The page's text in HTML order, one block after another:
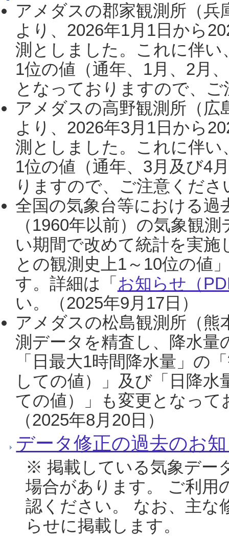
アメダスの郡家観測所（
より、2026年1月1日から
測としました。これに伴い
1位の値（通年、1月、2月
となっておりますので、
アメダスの高野観測所（
より、2026年3月1日から
測としました。これに伴い
1位の値（通年、3月及び4
りますので、ご注意くだ
全国の気象台等における過
（1960年以前）の気象観
い期間で改めて統計を実
との観測史上1～10位の値
す。詳細は「 お知らせ（
い。（2025年9月17日）
アメダスの松島観測所（熊
測データを精査し、降水
「日最大1時間降水量」の
しての値）」及び「日降
ての値）」も変更となっ
（2025年8月20日）
データ修正の過去のお
※ 掲載している気象デー
場合があります。 ご利用
認ください。 なお、主な
らせに掲載します。